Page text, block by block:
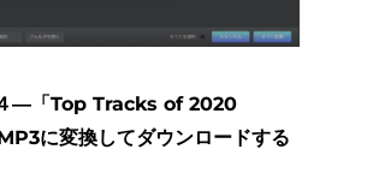
―「Top Tracks of 2020
に変換してダウンロードする